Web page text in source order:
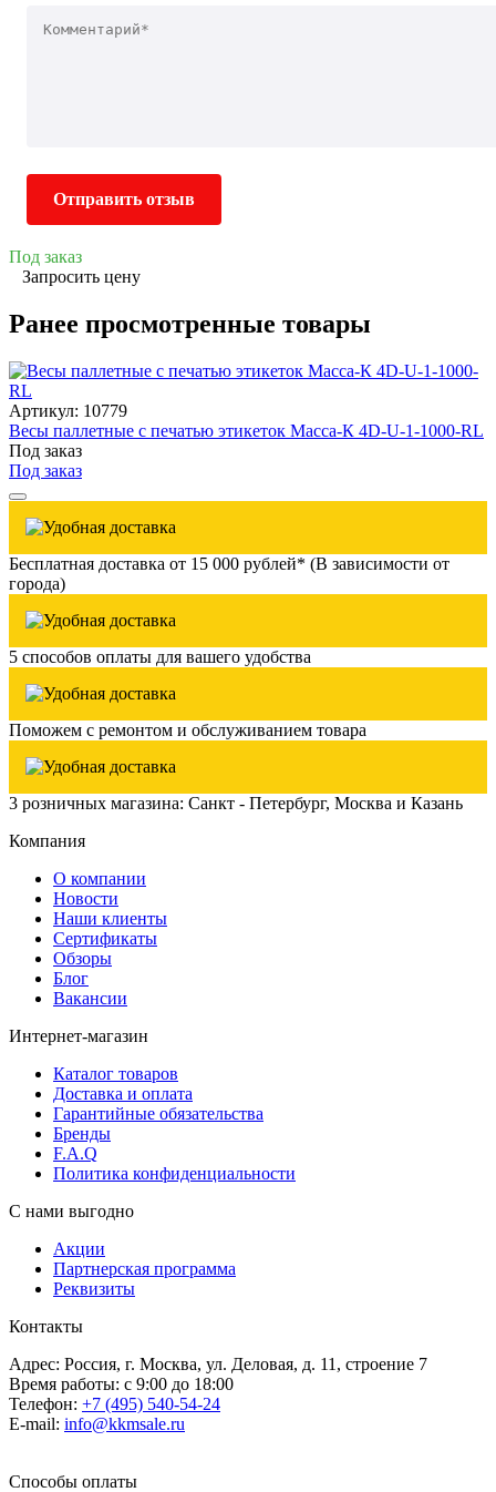
Отправить отзыв
Под заказ
Запросить цену
Ранее просмотренные товары
Артикул: 10779
Весы паллетные с печатью этикеток Масса-К 4D-U-1-1000-RL
Под заказ
Под заказ
Бесплатная доставка от 15 000 рублей* (В зависимости от
города)
5 способов оплаты для вашего удобства
Поможем с ремонтом и обслуживанием товара
3 розничных магазина: Санкт - Петербург, Москва и Казань
Компания
О компании
Новости
Наши клиенты
Сертификаты
Обзоры
Блог
Вакансии
Интернет-магазин
Каталог товаров
Доставка и оплата
Гарантийные обязательства
Бренды
F.A.Q
Политика конфиденциальности
С нами выгодно
Акции
Партнерская программа
Реквизиты
Контакты
Адрес: Россия, г. Москва, ул. Деловая, д. 11, строение 7
Время работы: с 9:00 до 18:00
Телефон: +7 (495) 540-54-24
E-mail: info@kkmsale.ru
Способы оплаты